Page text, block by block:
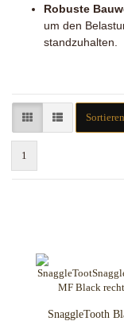
Robuste
um den
standzuhalten.
1
SnaggleTooth